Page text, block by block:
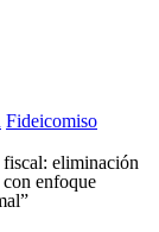
Fideicomiso